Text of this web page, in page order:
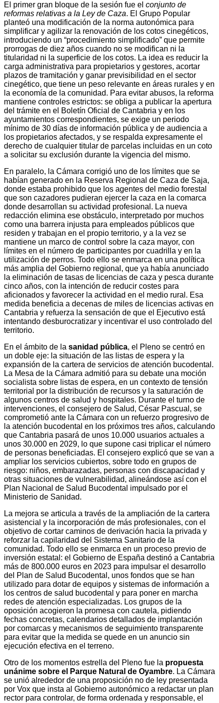
El primer gran bloque de la sesión fue el conjunto de
reformas relativas a la Ley de Caza. El Grupo Popular
planteó una modificación de la norma autonómica para
simplificar y agilizar la renovación de los cotos cinegéticos,
introduciendo un “procedimiento simplificado” que permite
prorrogas de diez años cuando no se modifican ni la
titularidad ni la superficie de los cotos. La idea es reducir la
carga administrativa para propietarios y gestores, acortar
plazos de tramitación y ganar previsibilidad en el sector
cinegético, que tiene un peso relevante en áreas rurales y en
la economía de la comunidad. Para evitar abusos, la reforma
mantiene controles estrictos: se obliga a publicar la apertura
del trámite en el Boletín Oficial de Cantabria y en los
ayuntamientos correspondientes, se exige un periodo
mínimo de 30 días de información pública y de audiencia a
los propietarios afectados, y se respalda expresamente el
derecho de cualquier titular de parcelas incluidas en un coto
a solicitar su exclusión durante la vigencia del mismo.
En paralelo, la Cámara corrigió uno de los límites que se
habían generado en la Reserva Regional de Caza de Saja,
donde estaba prohibido que los agentes del medio forestal
que son cazadores pudieran ejercer la caza en la comarca
donde desarrollan su actividad profesional. La nueva
redacción elimina ese obstáculo, interpretado por muchos
como una barrera injusta para empleados públicos que
residen y trabajan en el propio territorio, y a la vez se
mantiene un marco de control sobre la caza mayor, con
límites en el número de participantes por cuadrilla y en la
utilización de perros. Todo ello se enmarca en una política
más amplia del Gobierno regional, que ya había anunciado
la eliminación de tasas de licencias de caza y pesca durante
cinco años, con la intención de reducir costes para
aficionados y favorecer la actividad en el medio rural. Esa
medida beneficia a decenas de miles de licencias activas en
Cantabria y refuerza la sensación de que el Ejecutivo está
intentando desburocratizar y incentivar el uso controlado del
territorio.
En el ámbito de la sanidad pública, el Pleno se centró en
un doble eje: la situación de las listas de espera y la
expansión de la cartera de servicios de atención bucodental.
La Mesa de la Cámara admitió para su debate una moción
socialista sobre listas de espera, en un contexto de tensión
territorial por la distribución de recursos y la saturación de
algunos centros de salud y hospitales. Durante el turno de
intervenciones, el consejero de Salud, César Pascual, se
comprometió ante la Cámara con un refuerzo progresivo de
la atención bucodental en los próximos tres años, calculando
que Cantabria pasará de unos 10.000 usuarios actuales a
unos 30.000 en 2029, lo que supone casi triplicar el número
de personas beneficiadas. El consejero explicó que se van a
ampliar los servicios cubiertos, sobre todo en grupos de
riesgo: niños, embarazadas, personas con discapacidad y
otras situaciones de vulnerabilidad, alineándose así con el
Plan Nacional de Salud Bucodental impulsado por el
Ministerio de Sanidad.
La mejora se articula a través de la ampliación de la cartera
asistencial y la incorporación de más profesionales, con el
objetivo de cortar caminos de derivación hacia la privada y
reforzar la capilaridad del Sistema Sanitario de la
comunidad. Todo ello se enmarca en un proceso previo de
inversión estatal: el Gobierno de España destinó a Cantabria
más de 800.000 euros en 2023 para impulsar el desarrollo
del Plan de Salud Bucodental, unos fondos que se han
utilizado para dotar de equipos y sistemas de información a
los centros de salud bucodental y para poner en marcha
redes de atención especializadas. Los grupos de la
oposición acogieron la promesa con cautela, pidiendo
fechas concretas, calendarios detallados de implantación
por comarcas y mecanismos de seguimiento transparente
para evitar que la medida se quede en un anuncio sin
ejecución efectiva en el terreno.
Otro de los momentos estrella del Pleno fue la propuesta
unánime sobre el Parque Natural de Oyambre. La Cámara
se unió alrededor de una proposición no de ley presentada
por Vox que insta al Gobierno autonómico a redactar un plan
rector para controlar, de forma ordenada y responsable, el